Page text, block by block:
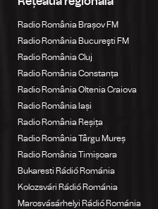
Radio România Brașov FM
Radio România Bucureşti FM
Radio România Cluj
Radio România Constanța
Radio România Oltenia Craiova
Radio România Iași
Radio România Reșița
Radio România Târgu Mureș
Radio România Timișoara
Bukaresti Rádió Románia
Kolozsvári Rádió Románia
Marosvásárhelyi Rádió Románia